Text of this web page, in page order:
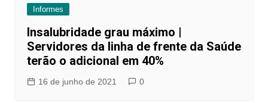
Informes
Insalubridade grau máximo |
Servidores da linha de frente da Saúde
terão o adicional em 40%
16 de junho de 2021 0